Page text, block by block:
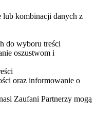
lub kombinacji danych z
do wyboru treści
oszustwom i
oraz informowanie o
Zaufani Partnerzy mogą